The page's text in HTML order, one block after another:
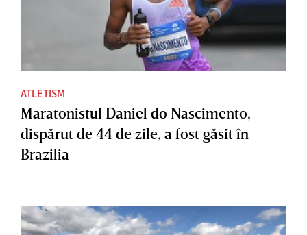
ATLETISM
Maratonistul Daniel do Nascimento,
dispărut de 44 de zile, a fost găsit în
Brazilia